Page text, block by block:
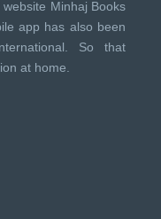
Minhaj Books
app has also been
. So that
at home.